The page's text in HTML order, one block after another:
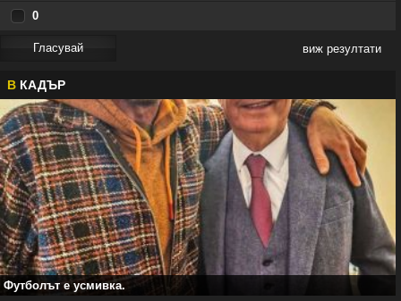
0
виж резултати
В КАДЪР
Футболът е усмивка.